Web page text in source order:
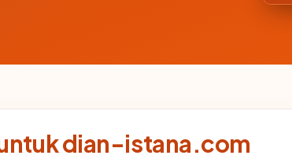
dian-istana.com